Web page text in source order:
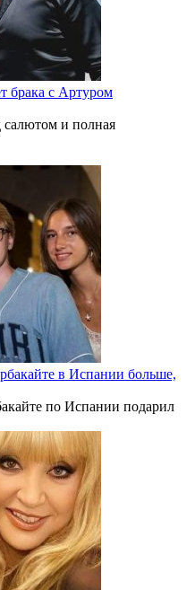
брака с Артуром
и полная
в Испании больше,
по Испании подарил